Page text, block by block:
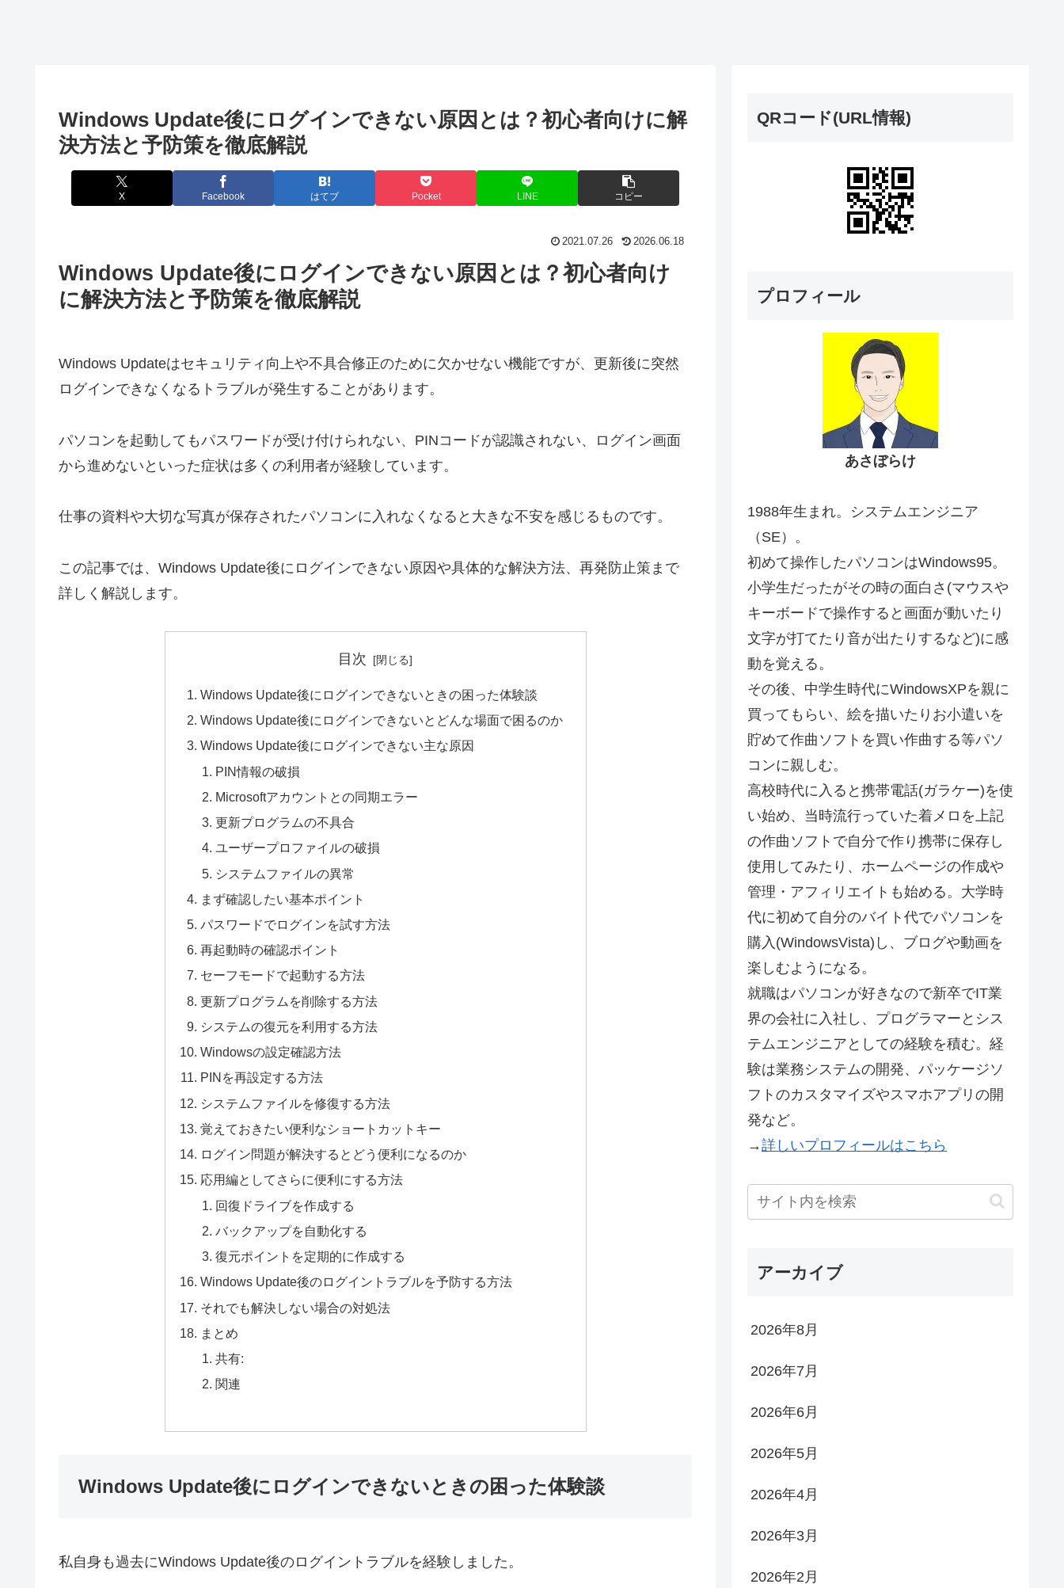
Windows Update後にログインできない原因とは？初心者向けに解
決方法と予防策を徹底解説
X Facebook はてブ Pocket LINE コピー
2021.07.26 2026.06.18
Windows Update後にログインできない原因とは？初心者向け
に解決方法と予防策を徹底解説
Windows Updateはセキュリティ向上や不具合修正のために欠かせない機能ですが、更新後に突然
ログインできなくなるトラブルが発生することがあります。
パソコンを起動してもパスワードが受け付けられない、PINコードが認識されない、ログイン画面
から進めないといった症状は多くの利用者が経験しています。
仕事の資料や大切な写真が保存されたパソコンに入れなくなると大きな不安を感じるものです。
この記事では、Windows Update後にログインできない原因や具体的な解決方法、再発防止策まで
詳しく解説します。
目次
Windows Update後にログインできないときの困った体験談
Windows Update後にログインできないとどんな場面で困るのか
Windows Update後にログインできない主な原因
PIN情報の破損
Microsoftアカウントとの同期エラー
更新プログラムの不具合
ユーザープロファイルの破損
システムファイルの異常
まず確認したい基本ポイント
パスワードでログインを試す方法
再起動時の確認ポイント
セーフモードで起動する方法
更新プログラムを削除する方法
システムの復元を利用する方法
Windowsの設定確認方法
PINを再設定する方法
システムファイルを修復する方法
覚えておきたい便利なショートカットキー
ログイン問題が解決するとどう便利になるのか
応用編としてさらに便利にする方法
回復ドライブを作成する
バックアップを自動化する
復元ポイントを定期的に作成する
Windows Update後のログイントラブルを予防する方法
それでも解決しない場合の対処法
まとめ
共有:
関連
Windows Update後にログインできないときの困った体験談
私自身も過去にWindows Update後のログイントラブルを経験しました。
QRコード(URL情報)
プロフィール
あさぼらけ
1988年生まれ。システムエンジニア
（SE）。
初めて操作したパソコンはWindows95。
小学生だったがその時の面白さ(マウスや
キーボードで操作すると画面が動いたり
文字が打てたり音が出たりするなど)に感
動を覚える。
その後、中学生時代にWindowsXPを親に
買ってもらい、絵を描いたりお小遣いを
貯めて作曲ソフトを買い作曲する等パソ
コンに親しむ。
高校時代に入ると携帯電話(ガラケー)を使
い始め、当時流行っていた着メロを上記
の作曲ソフトで自分で作り携帯に保存し
使用してみたり、ホームページの作成や
管理・アフィリエイトも始める。大学時
代に初めて自分のバイト代でパソコンを
購入(WindowsVista)し、ブログや動画を
楽しむようになる。
就職はパソコンが好きなので新卒でIT業
界の会社に入社し、プログラマーとシス
テムエンジニアとしての経験を積む。経
験は業務システムの開発、パッケージソ
フトのカスタマイズやスマホアプリの開
発など。
→詳しいプロフィールはこちら
アーカイブ
2026年8月
2026年7月
2026年6月
2026年5月
2026年4月
2026年3月
2026年2月